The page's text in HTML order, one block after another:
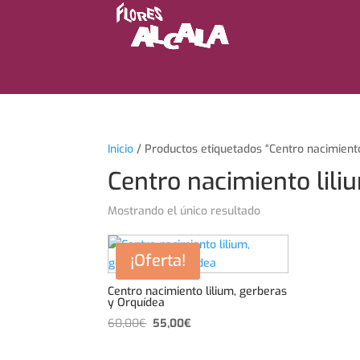
Inicio / Productos etiquetados “Centro
Centro nacimiento
Mostrando el único resultado
¡Oferta!
Centro nacimiento lilium, gerberas
y Orquídea
60,00€El55,00€El